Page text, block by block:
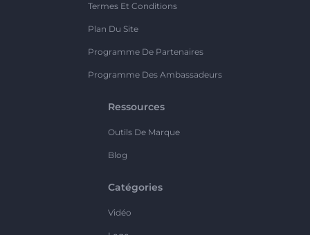
Termes Et Conditions
Plan Du Site
Programme De Partenaires
Programme Des Ambassadeurs
Ressources
Outils De Marque
Blog
Catégories
Vidéo